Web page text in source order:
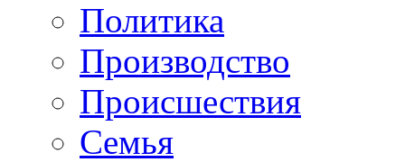
Политика
Производство
Происшествия
Семья